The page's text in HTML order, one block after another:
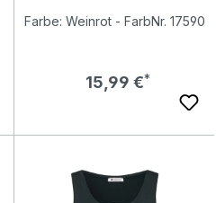
Farbe: Weinrot - FarbNr. 17590
Regulärer Preis:
15,99 €